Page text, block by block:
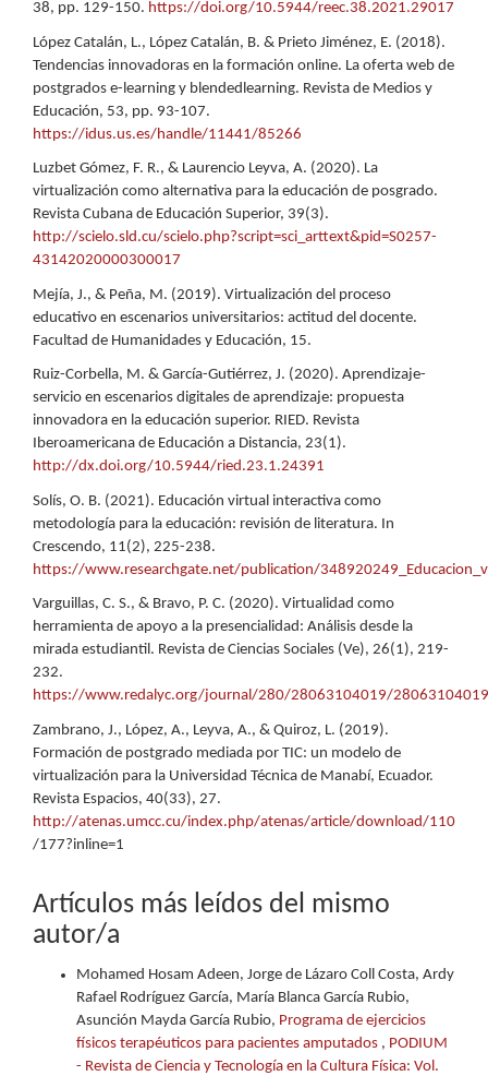
38, pp. 129-150. https://doi.org/10.5944/reec.38.2021.29017
López Catalán, L., López Catalán, B. & Prieto Jiménez, E. (2018).
Tendencias innovadoras en la formación online. La oferta web de
postgrados e-learning y blendedlearning. Revista de Medios y
Educación, 53, pp. 93-107.
https://idus.us.es/handle/11441/85266
Luzbet Gómez, F. R., & Laurencio Leyva, A. (2020). La
virtualización como alternativa para la educación de posgrado.
Revista Cubana de Educación Superior, 39(3).
http://scielo.sld.cu/scielo.php?script=sci_arttext&pid=S0257-
43142020000300017
Mejía, J., & Peña, M. (2019). Virtualización del proceso
educativo en escenarios universitarios: actitud del docente.
Facultad de Humanidades y Educación, 15.
Ruiz-Corbella, M. & García-Gutiérrez, J. (2020). Aprendizaje-
servicio en escenarios digitales de aprendizaje: propuesta
innovadora en la educación superior. RIED. Revista
Iberoamericana de Educación a Distancia, 23(1).
http://dx.doi.org/10.5944/ried.23.1.24391
Solís, O. B. (2021). Educación virtual interactiva como
metodología para la educación: revisión de literatura. In
Crescendo, 11(2), 225-238.
https://www.researchgate.net/publication/
Varguillas, C. S., & Bravo, P. C. (2020). Virtualidad como
herramienta de apoyo a la presencialidad: Análisis desde la
mirada estudiantil. Revista de Ciencias Sociales (Ve), 26(1), 219-
232.
https://www.redalyc.org/journal/280/28063104019/
Zambrano, J., López, A., Leyva, A., & Quiroz, L. (2019).
Formación de postgrado mediada por TIC: un modelo de
virtualización para la Universidad Técnica de Manabí, Ecuador.
Revista Espacios, 40(33), 27.
http://atenas.umcc.cu/index.php/atenas/article/download/110
/177?inline=1
Artículos más leídos del mismo
autor/a
Mohamed Hosam Adeen, Jorge de Lázaro Coll Costa, Ardy
Rafael Rodríguez García, María Blanca García Rubio,
Asunción Mayda García Rubio, Programa de ejercicios
físicos terapéuticos para pacientes amputados , PODIUM
- Revista de Ciencia y Tecnología en la Cultura Física: Vol.